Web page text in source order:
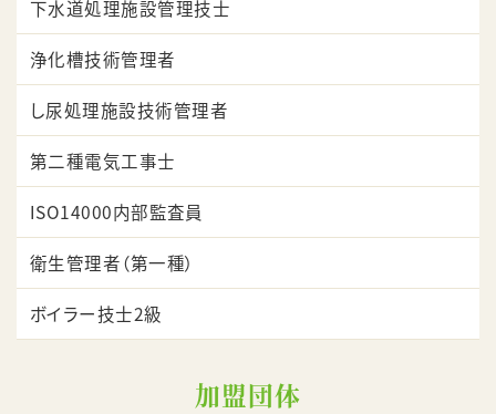
下水道処理施設管理技士
浄化槽技術管理者
し尿処理施設技術管理者
第二種電気工事士
ISO14000内部監査員
衛生管理者（第一種）
ボイラー技士2級
加盟団体